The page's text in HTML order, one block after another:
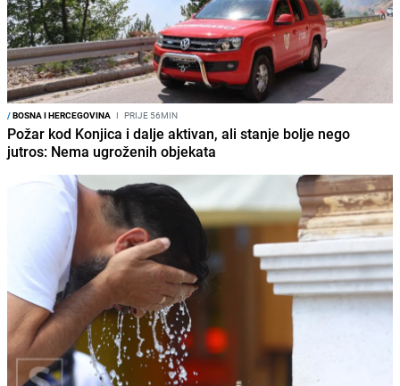
/BOSNA I HERCEGOVINA I PRIJE 56MIN
Požar kod Konjica i dalje aktivan, ali stanje bolje nego
jutros: Nema ugroženih objekata